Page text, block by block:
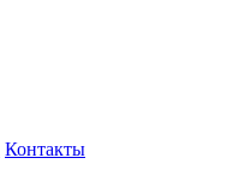
Контакты